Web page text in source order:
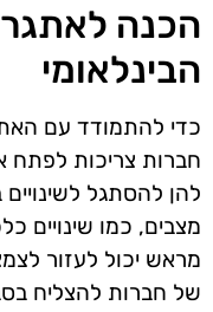
הכנה
הבינלאומי
חברות צריכות לפתח
להן להסתגל
מצבים, כמו שינויים
מראש יכול לעזור
של חברות להצליח